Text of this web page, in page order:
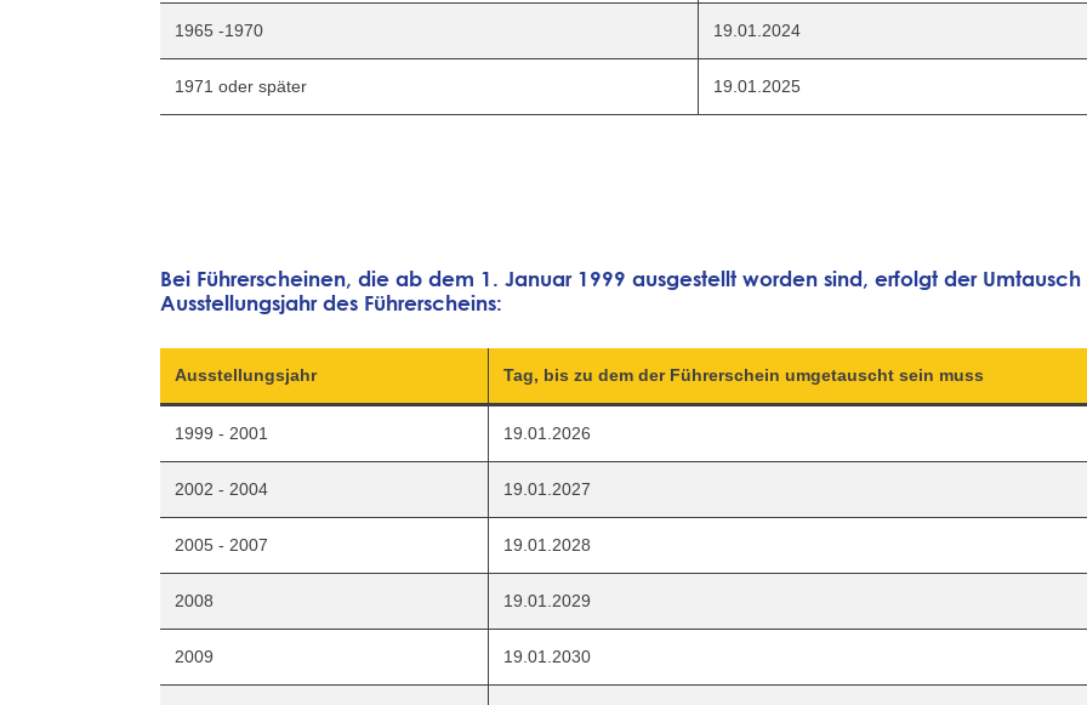
1965 -1970 19.01.2024
1971 oder später 19.01.2025
Bei Führerscheinen, die ab dem 1. Januar 1999 ausgestellt worden sind, erfolgt der
Ausstellungsjahrdes Führerscheins:
Ausstellungsjahr Tag, bis zu dem der Führerschein umgetauscht sein muss
1999 - 2001 19.01.2026
2002 - 2004 19.01.2027
2005 - 2007 19.01.2028
2008 19.01.2029
2009 19.01.2030